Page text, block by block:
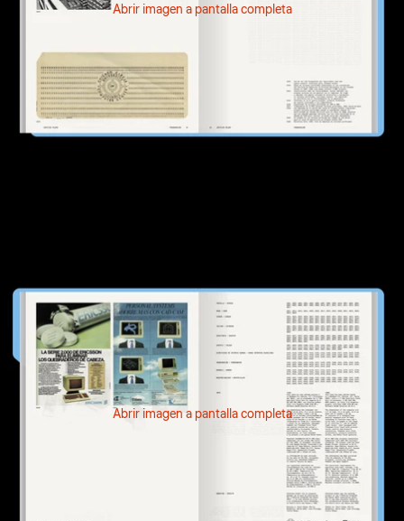
Abrir imagen a pantalla completa
Abrir imagen a pantalla completa